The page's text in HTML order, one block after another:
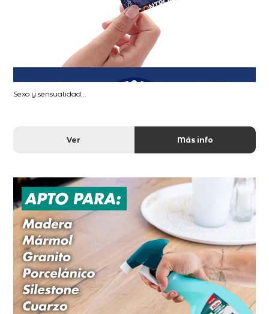
Sexo y sensualidad...
Ver Más info